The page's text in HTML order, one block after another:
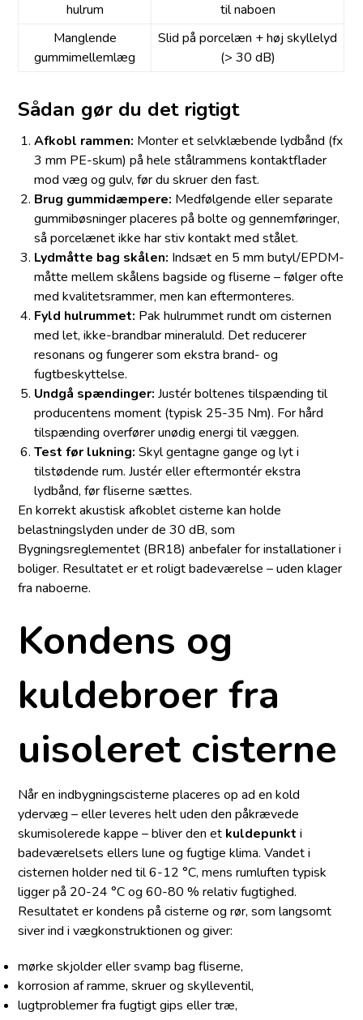
hulrum
til naboen
Manglende
gummimellem­læg
Slid på porcelæn + høj skyllelyd
(> 30 dB)
Sådan gør du det rigtigt
Afkobl rammen: Monter et selvklæbende lydbånd (fx
3 mm PE-skum) på hele stålrammens kontaktflader
mod væg og gulv, før du skruer den fast.
Brug gummidæmpere: Medfølgende eller separate
gummibøsninger placeres på bolte og gennemføringer,
så porcelænet ikke har stiv kontakt med stålet.
Lydmåtte bag skålen: Indsæt en 5 mm butyl/EPDM-
måtte mellem skålens bagside og fliserne – følger ofte
med kvalitetsrammer, men kan eftermonteres.
Fyld hulrummet: Pak hulrummet rundt om cisternen
med let, ikke-brandbar mineraluld. Det reducerer
resonans og fungerer som ekstra brand- og
fugtbeskyttelse.
Undgå spændinger: Justér boltenes tilspænding til
producentens moment (typisk 25-35 Nm). For hård
tilspænding overfører unødig energi til væggen.
Test før lukning: Skyl gentagne gange og lyt i
tilstødende rum. Justér eller eftermontér ekstra
lydbånd, før fliserne sættes.
En korrekt akustisk afkoblet cisterne kan holde
belastningslyden under de 30 dB, som
Bygningsreglementet (BR18) anbefaler for installationer i
boliger. Resultatet er et roligt badeværelse – uden klager
fra naboerne.
Kondens og
kuldebroer fra
uisoleret cisterne
Når en indbygningscisterne placeres op ad en kold
ydervæg – eller leveres helt uden den påkrævede
skumisolerede kappe – bliver den et kuldepunkt i
badeværelsets ellers lune og fugtige klima. Vandet i
cisternen holder ned til 6-12 °C, mens rumluften typisk
ligger på 20-24 °C og 60-80 % relativ fugtighed.
Resultatet er kondens på cisterne og rør, som langsomt
siver ind i vægkonstruktionen og giver:
mørke skjolder eller svamp bag fliserne,
korrosion af ramme, skruer og skylleventil,
lugtproblemer fra fugtigt gips eller træ,